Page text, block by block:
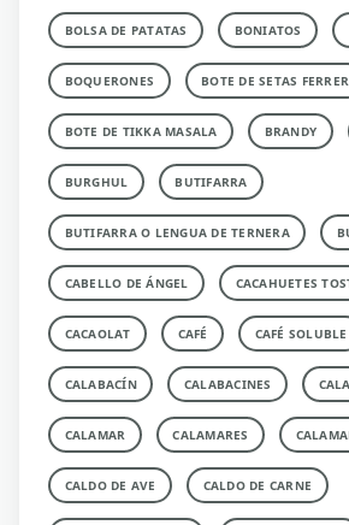
BOLSA DE PATATAS BONIATOS
BOQUERONES BOTE DE SETAS FERRER
BOTE DE TIKKA MASALA BRANDY
BURGHUL BUTIFARRA
BUTIFARRA O LENGUA DE TERNERA
CABELLO DE ÁNGEL CACAHUETES
CACAOLAT CAFÉ CAFÉ SOLUBLE
CALABACÍN CALABACINES
CALAMAR CALAMARES
CALDO DE AVE CALDO DE CARNE